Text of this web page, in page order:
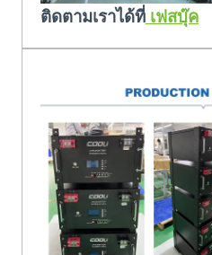
ติดตามเราได้ที่ เฟสบุ๊ค